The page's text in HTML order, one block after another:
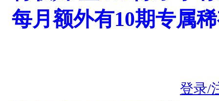
每月额外有10期专属
登录/